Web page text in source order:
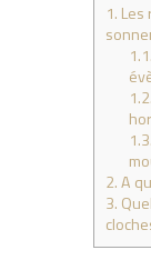
1. Les
1.1.
1.2.
1.3.
2.A
3.